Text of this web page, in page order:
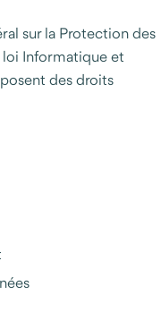
sur la Protection des
loi Informatique et
des droits